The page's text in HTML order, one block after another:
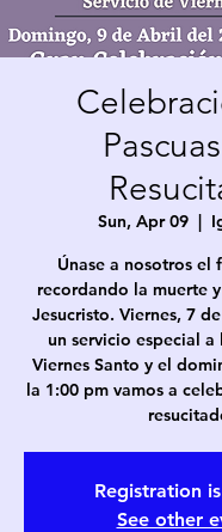
Sun, Apr 09
  |
Únase a nosotros el
recordando la muerte
Jesucristo. Viernes, 7
un servicio especial a
Viernes Santo y el
la 1:00 pm vamos a
Registration
See other